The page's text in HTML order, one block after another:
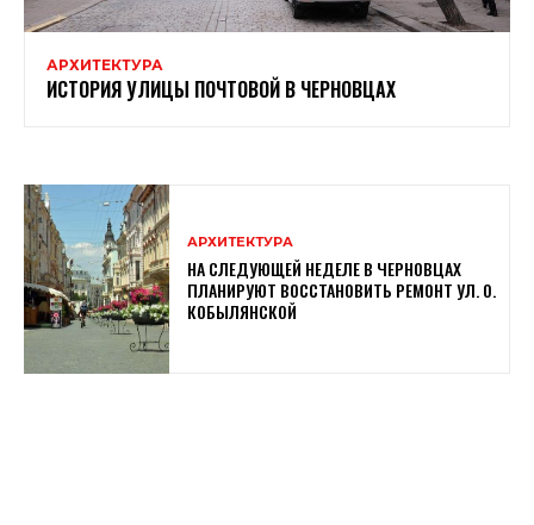
АРХИТЕКТУРА
ИСТОРИЯ УЛИЦЫ ПОЧТОВОЙ В ЧЕРНОВЦАХ
АРХИТЕКТУРА
НА СЛЕДУЮЩЕЙ НЕДЕЛЕ В ЧЕРНОВЦАХ
ПЛАНИРУЮТ ВОССТАНОВИТЬ РЕМОНТ УЛ. О.
КОБЫЛЯНСКОЙ